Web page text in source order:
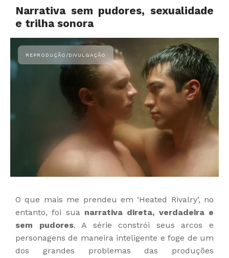
Narrativa sem pudores, sexualidade
e trilha sonora
O que mais me prendeu em ‘Heated Rivalry’, no
entanto, foi sua narrativa direta, verdadeira e
sem pudores. A série constrói seus arcos e
personagens de maneira inteligente e foge de um
dos grandes problemas das produções